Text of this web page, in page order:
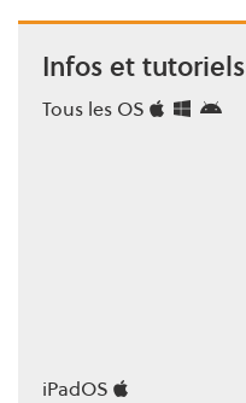
Infos et tutoriels
Tous les OS
iPadOS